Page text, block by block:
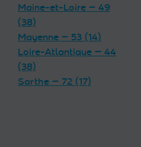
Maine-et-Loire — 49
(38)
Mayenne — 53 (14)
Loire-Atlantique — 44
(38)
Sarthe — 72 (17)